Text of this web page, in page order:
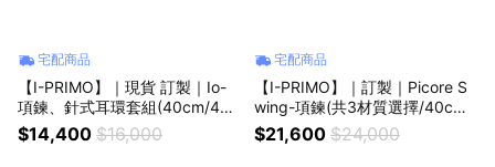
宅配商品
【I-PRIMO】｜現貨 訂製｜Io-
項鍊、針式耳環套組(40cm/45c
m/共3材質選擇)§生日禮物 紀念
禮物 情人節禮物
$14,400 $16,000
宅配商品
【I-PRIMO】｜訂製｜Picore S
wing-項鍊(共3材質選擇/40cm/
45cm)§生日禮物 紀念禮物 情人
節禮物
$21,600 $24,000